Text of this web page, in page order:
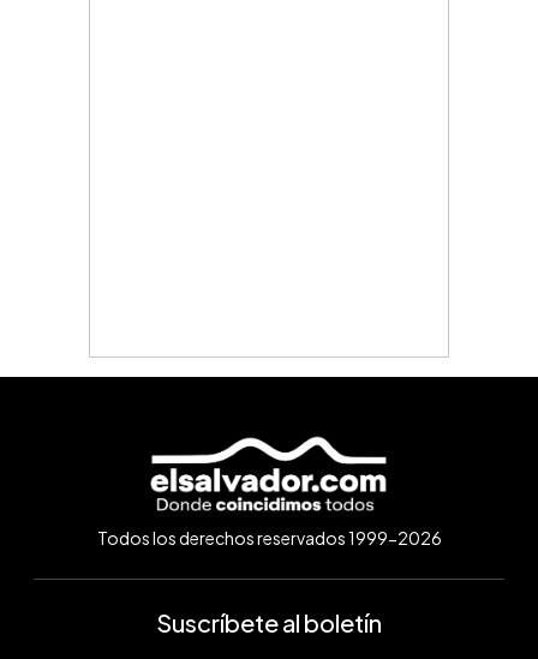
Todos los derechos reservados 1999-2026
Suscríbete al boletín